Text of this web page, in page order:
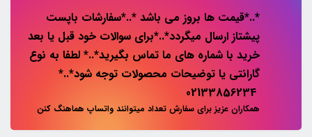
*..*قیمت ها بروز می باشد *..*سفارشات باپست
پیشتاز ارسال میگردد*..*برای سوالات خود قبل یا بعد
خرید با شماره های ما تماس بگیرید*..* لطفا به نوع
گارانتی یا توضیحات محصولات توجه شود*..*
همکاران عزیز برای سفارش تعداد میتوانند واتساپ هماهنگ کنن